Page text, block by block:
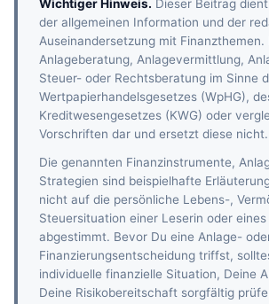
Wichtiger Hinweis. Dieser Beitrag
der allgemeinen Information und der
Auseinandersetzung mit Finanzthemen.
Anlageberatung, Anlagevermittlung,
Steuer- oder Rechtsberatung im Sinne
Wertpapierhandelsgesetzes (WpHG),
Kreditwesengesetzes (KWG) oder
Vorschriften dar und ersetzt diese nicht.
Die genannten Finanzinstrumente,
Strategien sind beispielhafte
nicht auf die persönliche Lebens-,
Steuersituation einer Leserin oder
abgestimmt. Bevor Du eine Anlage-
Finanzierungsentscheidung triffst,
individuelle finanzielle Situation, Deine
Deine Risikobereitschaft sorgfältig